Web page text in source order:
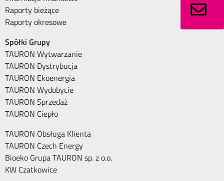
Raporty bieżące
Raporty okresowe
Spółki Grupy
TAURON Wytwarzanie
TAURON Dystrybucja
TAURON Ekoenergia
TAURON Wydobycie
TAURON Sprzedaż
TAURON Ciepło
TAURON Obsługa Klienta
TAURON Czech Energy
Bioeko Grupa TAURON sp. z o.o.
KW Czatkowice